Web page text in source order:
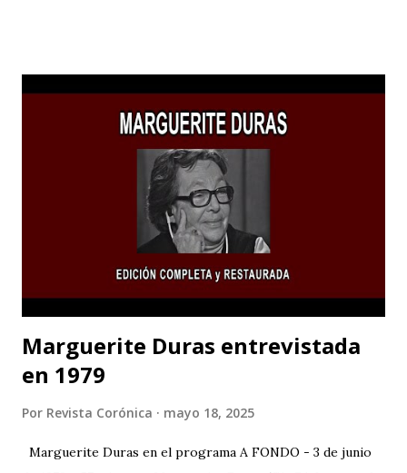
Marguerite Duras entrevistada
en 1979
Por Revista Corónica mayo 18, 2025
Marguerite Duras en el programa A FONDO - 3 de junio